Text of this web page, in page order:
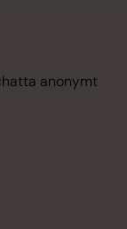
anonymt